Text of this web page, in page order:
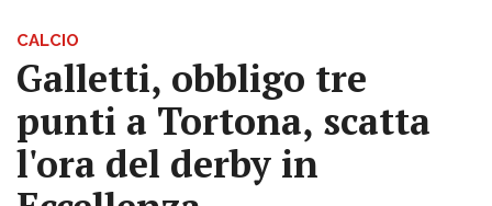
CALCIO
Galletti, obbligo tre
punti a Tortona, scatta
l'ora del derby in